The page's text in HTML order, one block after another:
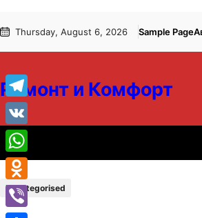
к
к
Thursday, August 6, 2026 Sample Page
Ремонт и Комфорт
Uncategorised
Telegram
VK
WhatsApp
Odnoklassniki